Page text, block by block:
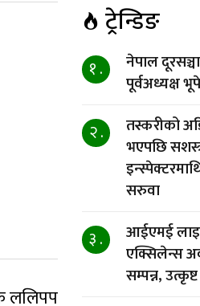
ललिपप
ट्रेन्डिङ
१ .
नेपाल
पूर्वअध्यक्ष
२ .
तस्करीको
भएपछि
सरुवा
३ .
आईएमई
एक्सिलेन्स
सम्पन्न,